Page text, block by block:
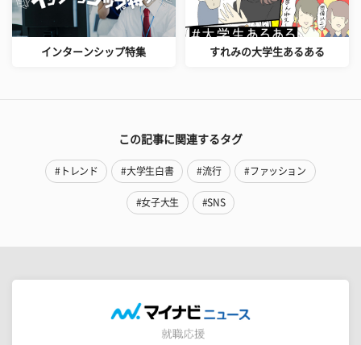
インターンシップ特集 すれみの大学生あるある
この記事に関連するタグ
#トレンド #大学生白書 #流行 #ファッション
#女子大生 #SNS